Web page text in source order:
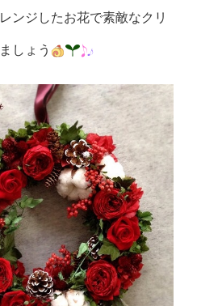
ンジしたお花で素敵なクリ
しょう